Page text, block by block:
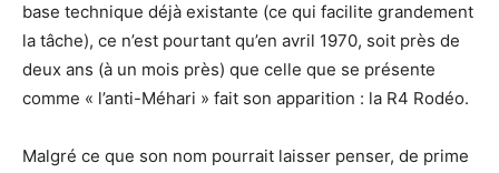
base technique déjà existante (ce qui facilite grandement
la tâche), ce n’est pourtant qu’en avril 1970, soit près de
deux ans (à un mois près) que celle que se présente
comme « l’anti-Méhari » fait son apparition : la R4 Rodéo.
Malgré ce que son nom pourrait laisser penser, de prime